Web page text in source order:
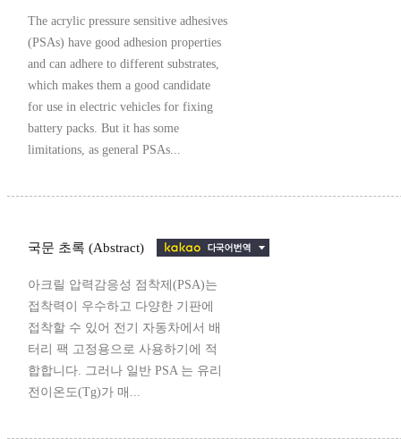
The acrylic pressure sensitive adhesives
(PSAs) have good adhesion properties
and can adhere to different substrates,
which makes them a good candidate
for use in electric vehicles for fixing
battery packs. But it has some
limitations, as general PSAs...
국문 초록 (Abstract)
아크릴 압력감응성 점착제(PSA)는
접착력이 우수하고 다양한 기판에
접착할 수 있어 전기 자동차에서 배
터리 팩 고정용으로 사용하기에 적
합합니다. 그러나 일반 PSA 는 유리
전이온도(Tg)가 매...